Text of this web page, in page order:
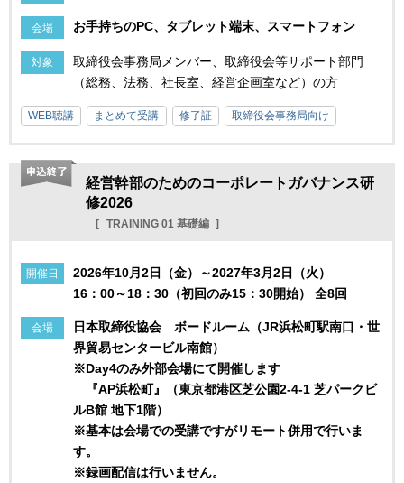
会場 お手持ちのPC、タブレット端末、スマートフォン
対象
取締役会事務局メンバー、取締役会等サポート部門
（総務、法務、社長室、経営企画室など）の方
WEB聴講 まとめて受講 修了証 取締役会事務局向け
経営幹部のためのコーポレートガバナンス研
修2026
TRAINING 01 基礎編
開催日
2026年10月2日（金）～2027年3月2日（火）
16：00～18：30（初回のみ15：30開始） 全8回
会場
日本取締役協会 ボードルーム（JR浜松町駅南口・世
界貿易センタービル南館）
※Day4のみ外部会場にて開催します
『AP浜松町』（東京都港区芝公園2-4-1 芝パークビ
ルB館 地下1階）
※基本は会場での受講ですがリモート併用で行いま
す。
※録画配信は行いません。